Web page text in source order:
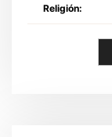
Religión: